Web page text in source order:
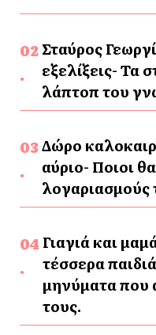
Σταύρος
εξελίξεις- Τα
λάπτοπ του
Δώρο
αύριο- Ποιοι
λογαριασμούς
Γιαγιά και
τέσσερα
μηνύματα που
τους.